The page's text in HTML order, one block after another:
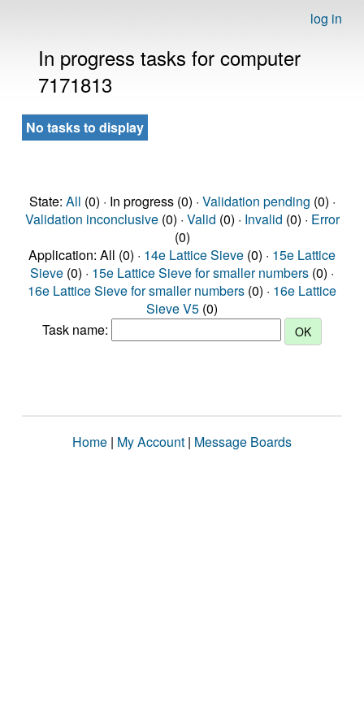
log in
In progress tasks for computer
7171813
No tasks to display
State: All (0) · In progress (0) · Validation pending (0) ·
Validation inconclusive(0) · Valid (0) · Invalid (0) · Error
(0)
Application: All (0) · 14e Lattice Sieve (0) · 15e Lattice
Sieve (0) · 15e Lattice Sieve for smaller numbers (0) ·
16e Lattice Sieve for smaller numbers (0) · 16e Lattice
Sieve V5 (0)
Task name:
Home | My Account | Message Boards